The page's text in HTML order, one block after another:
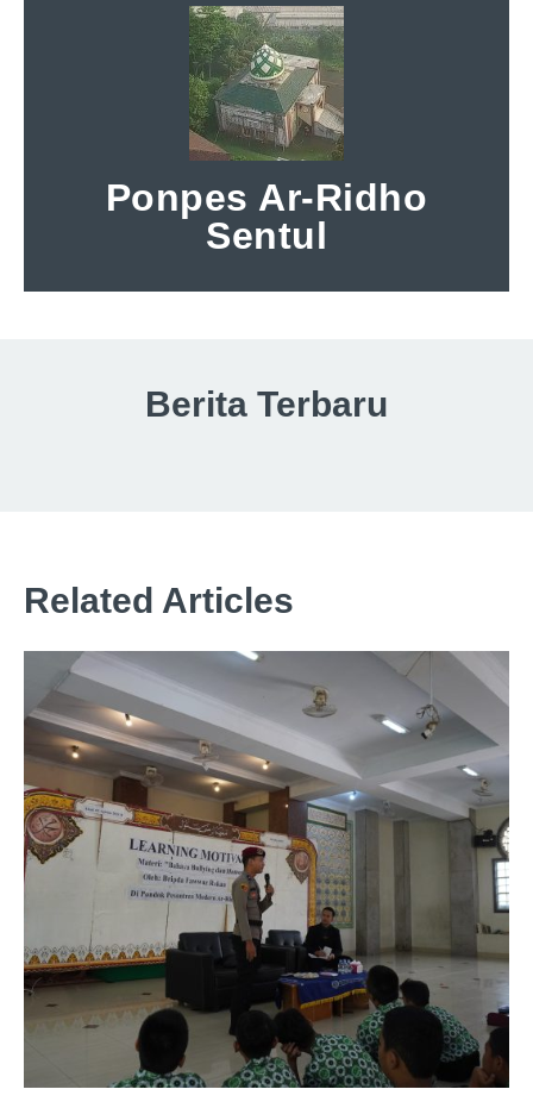
Ponpes Ar-Ridho
Sentul
Berita Terbaru
Related Articles